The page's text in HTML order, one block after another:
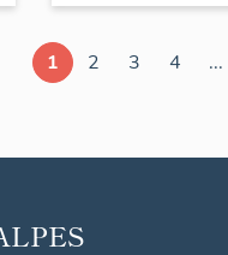
1 2 3 4 ...